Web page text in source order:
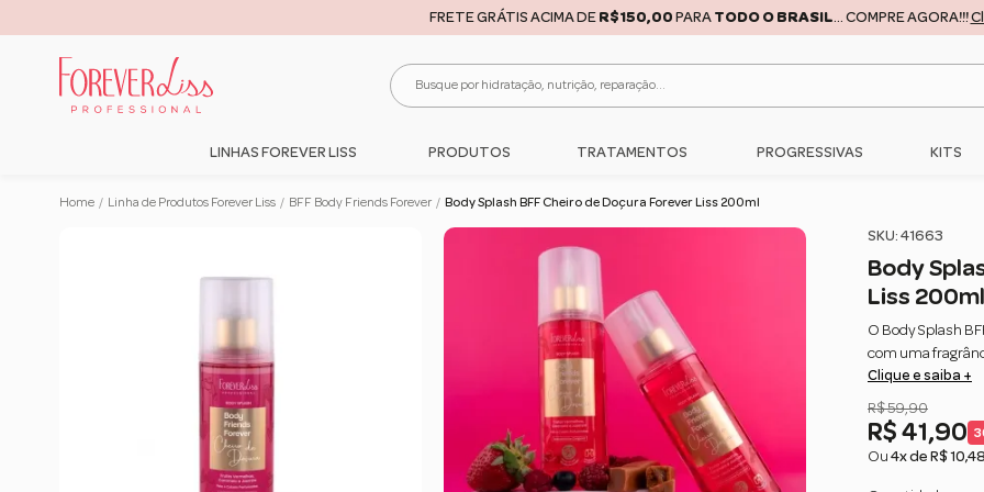
FRETE GRÁTIS ACIMA DE R$150,00 PARA TODO O BRASIL ... COMPRE AGORA!!!
LINHAS FOREVER LISS PRODUTOS TRATAMENTOS PROGRESSIVAS KITS
Home / Linha de Produtos Forever Liss / BFF Body Friends Forever / Body Splash BFF Cheiro de Doçura Forever Liss 200ml
SKU: 41663
Body
Liss 200ml
O Body Splash
com uma
doces e cheios
um toque
excelente fixação
frescor.
Clique e saiba +
R$ 59,90
R$ 41,90
Ou 4x de R$ 10,48